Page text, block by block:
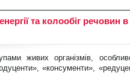
та колообіг речовин
живих організмів,
«консументи»,